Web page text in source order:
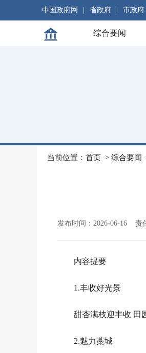
中国政府网 省政府 市政府
综合要闻
当前位置： 首页 > 综合要闻
发布时间：2026-06-16 责
内容提要
1.丰收好光景
甜杏满枝迎丰收 田
2.魅力藁城